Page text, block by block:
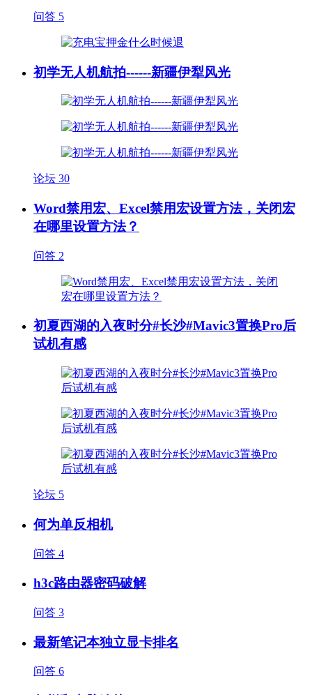
问答 5
初学无人机航拍------新疆伊犁风光
论坛 30
Word禁用宏、Excel禁用宏设置方法，关闭宏
在哪里设置方法？
问答 2
初夏西湖的入夜时分#长沙#Mavic3置换Pro后
试机有感
论坛 5
何为单反相机
问答 4
h3c路由器密码破解
问答 3
最新笔记本独立显卡排名
问答 6